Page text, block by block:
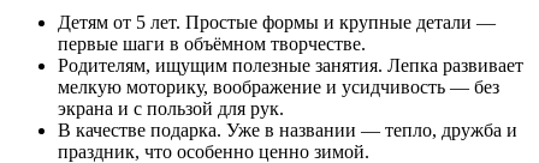
Детям от 5 лет. Простые формы и крупные детали —
первые шаги в объёмном творчестве.
Родителям, ищущим полезные занятия. Лепка развивает
мелкую моторику, воображение и усидчивость — без
экрана и с пользой для рук.
В качестве подарка. Уже в названии — тепло, дружба и
праздник, что особенно ценно зимой.